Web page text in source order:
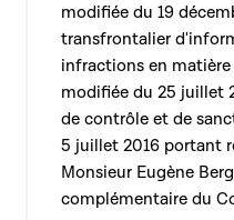
modifiée du 19
transfrontalier
infractions en matière
modifiée du 25 juillet
de contrôle et de
5 juillet 2016 portant
Monsieur Eugène
complémentaire du